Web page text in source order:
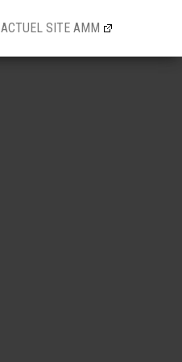
ACTUEL SITE AMM